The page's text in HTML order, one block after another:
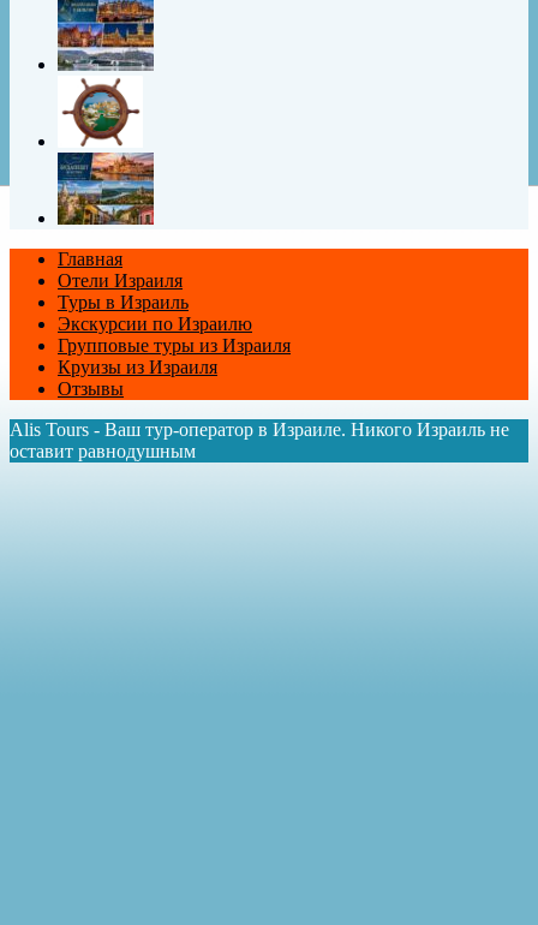
Главная
Отели Израиля
Туры в Израиль
Экскурсии по Израилю
Групповые туры из Израиля
Круизы из Израиля
Отзывы
Alis Tours - Ваш тур-оператор в Израиле. Никого Израиль не
оставит равнодушным